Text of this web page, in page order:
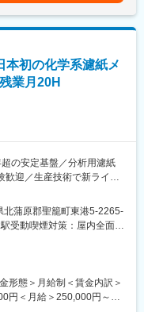
約7名の工場総務メンバー
だける環境を整えており
担う主要拠点です。
ッフを募集しています。
ーカーキャタピラー社の日
上に拠点を保有。
ています。
械研修総合センターを開設
ーニングなど社員が自身
境が整っており、平均勤
本初の化学系濾紙メ
業月20H
の安定基盤／分析用濾紙
歓迎／生産技術で新ライン
長】
を扱う当社にて、メイン製
ラインの立ち上げ/製造設
進めて頂きます。
北蒲原郡聖籠町東港5-2265-
受動喫煙対策：屋内全面禁
形態＞月給制＜賃金内訳＞
円＜月給＞250,000円～